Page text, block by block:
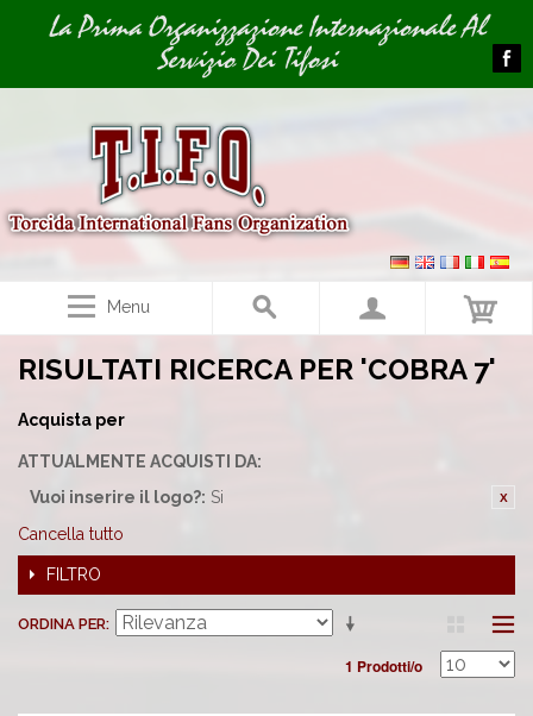
Image 01La Prima Organizzazione Internazionale Al
Servizio Dei Tifosi
Menu
RISULTATI RICERCA PER 'COBRA 7'
Acquista per
ATTUALMENTE ACQUISTI DA:
Vuoi inserire il logo?: Si
Cancella tutto
FILTRO
ORDINA PER
1 Prodotti/o